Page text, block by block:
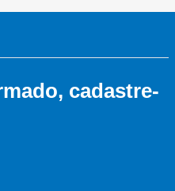
cadastre-